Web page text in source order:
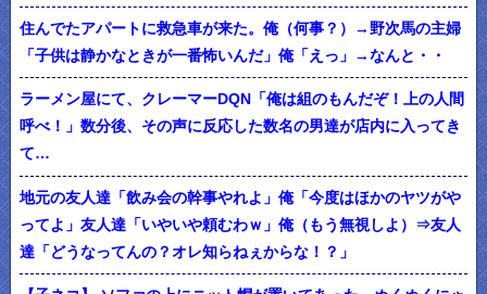
住んでたアパートに救急車が来た。俺（何事？）→野次馬の主婦
「子供は静かなときが一番怖いんだ」俺「えっ」→なんと・・
ラーメン屋にて、クレーマーDQN「俺は組のもんだぞ！上の人間
呼べ！」数分後、その声に反応した数名の男達が店内に入ってき
て…
地元の友人達「飲み会の幹事やれよ」俺「今度はほかのヤツがや
ってよ」友人達「いやいや頼むわｗ」俺（もう無視しよ）⇒友人
達「どうなってんの？オレ知らねぇからな！？」